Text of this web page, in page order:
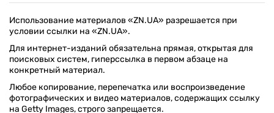
Использование материалов «ZN.UA» разрешается при
условии ссылки на «ZN.UA».
Для интернет-изданий обязательна прямая, открытая для
поисковых систем, гиперссылка в первом абзаце на
конкретный материал.
Любое копирование, перепечатка или воспроизведение
фотографических и видео материалов, содержащих ссылку
на Getty Images, строго запрещается.